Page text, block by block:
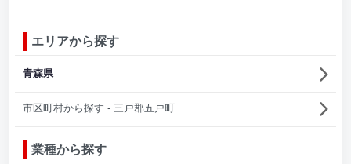
エリアから探す
青森県
市区町村から探す - 三戸郡五戸町
業種から探す